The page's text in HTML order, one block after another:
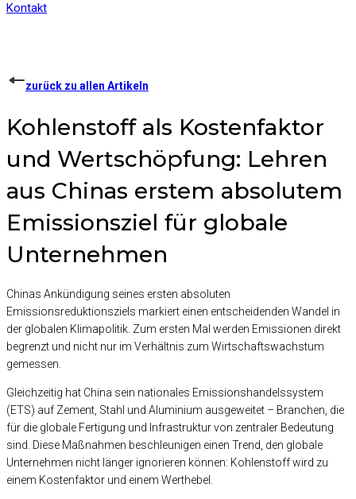
Kontakt
zurück zu allen Artikeln
Kohlenstoff als Kostenfaktor
und Wertschöpfung: Lehren
aus Chinas erstem absolutem
Emissionsziel für globale
Unternehmen
Chinas Ankündigung seines ersten absoluten
Emissionsreduktionsziels markiert einen entscheidenden Wandel in
der globalen Klimapolitik. Zum ersten Mal werden Emissionen direkt
begrenzt und nicht nur im Verhältnis zum Wirtschaftswachstum
gemessen.
Gleichzeitig hat China sein nationales Emissionshandelssystem
(ETS) auf Zement, Stahl und Aluminium ausgeweitet – Branchen, die
für die globale Fertigung und Infrastruktur von zentraler Bedeutung
sind. Diese Maßnahmen beschleunigen einen Trend, den globale
Unternehmen nicht länger ignorieren können: Kohlenstoff wird zu
einem Kostenfaktor und einem Werthebel